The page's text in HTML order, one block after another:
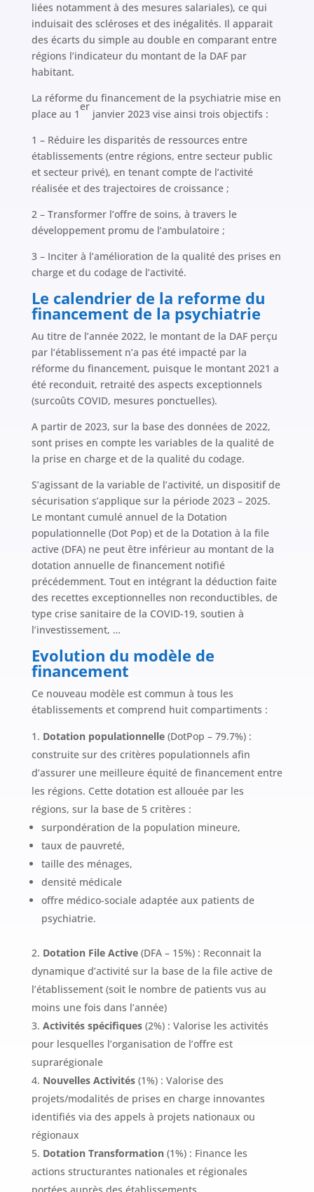
liées notamment à des mesures salariales), ce qui
induisait des scléroses et des inégalités. Il apparait
des écarts du simple au double en comparant entre
régions l’indicateur du montant de la DAF par
habitant.
La réforme du financement de la psychiatrie mise en
place au 1
er
janvier 2023 vise ainsi trois objectifs :
1 – Réduire les disparités de ressources entre
établissements (entre régions, entre secteur public
et secteur privé), en tenant compte de l’activité
réalisée et des trajectoires de croissance ;
2 – Transformer l’offre de soins, à travers le
développement promu de l’ambulatoire ;
3 – Inciter à l’amélioration de la qualité des prises en
charge et du codage de l’activité.
Le calendrier de la reforme du
financement de la psychiatrie
Au titre de l’année 2022, le montant de la DAF perçu
par l’établissement n’a pas été impacté par la
réforme du financement, puisque le montant 2021 a
été reconduit, retraité des aspects exceptionnels
(surcoûts COVID, mesures ponctuelles).
A partir de 2023, sur la base des données de 2022,
sont prises en compte les variables de la qualité de
la prise en charge et de la qualité du codage.
S’agissant de la variable de l’activité, un dispositif de
sécurisation s’applique sur la période 2023 – 2025.
Le montant cumulé annuel de la Dotation
populationnelle (Dot Pop) et de la Dotation à la file
active (DFA) ne peut être inférieur au montant de la
dotation annuelle de financement notifié
précédemment. Tout en intégrant la déduction faite
des recettes exceptionnelles non reconductibles, de
type crise sanitaire de la COVID-19, soutien à
l’investissement, …
Evolution du modèle de
financement
Ce nouveau modèle est commun à tous les
établissements et comprend huit compartiments :
Dotation populationnelle(DotPop – 79.7%) :
construite sur des critères populationnels afin
d’assurer une meilleure équité de financement entre
les régions. Cette dotation est allouée par les
régions, sur la base de 5 critères :
surpondération de la population mineure,
taux de pauvreté,
taille des ménages,
densité médicale
offre médico-sociale adaptée aux patients de
psychiatrie.
Dotation File Active(DFA – 15%) : Reconnait la
dynamique d’activité sur la base de la file active de
l’établissement (soit le nombre de patients vus au
moins une fois dans l’année)
Activités spécifiques (2%) : Valorise les activités
pour lesquelles l’organisation de l’offre est
suprarégionale
Nouvelles Activités(1%) : Valorise des
projets/modalités de prises en charge innovantes
identifiés via des appels à projets nationaux ou
régionaux
Dotation Transformation(1%) : Finance les
actions structurantes nationales et régionales